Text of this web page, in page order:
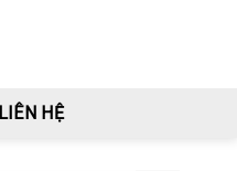
LIÊN HỆ